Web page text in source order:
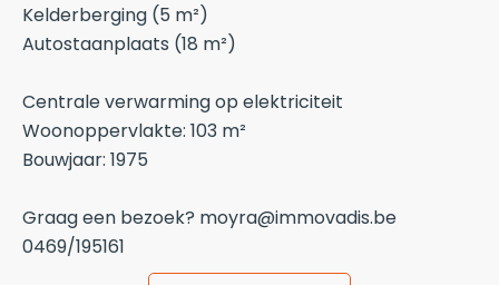
Kelderberging (5 m²)
Autostaanplaats (18 m²)
Centrale verwarming op elektriciteit
Woonoppervlakte: 103 m²
Bouwjaar: 1975
Graag een bezoek? moyra@immovadis.be
0469/195161